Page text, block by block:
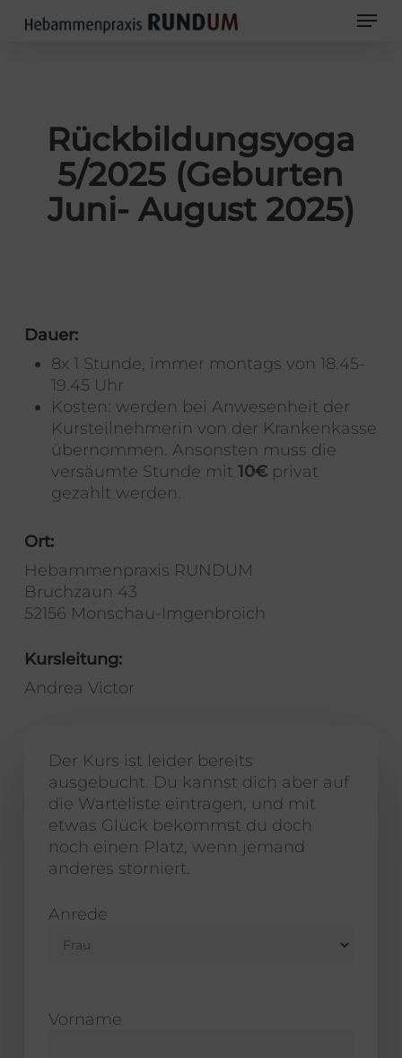
Menu
Rückbildungsyoga
5/2025 (Geburten
Juni- August 2025)
Dauer:
8x 1 Stunde, immer montags von 18.45-
19.45 Uhr
Kosten: werden bei Anwesenheit der
Kursteilnehmerin von der Krankenkasse
übernommen. Ansonsten muss die
versäumte Stunde mit 10€privat
gezahlt werden.
Ort:
Hebammenpraxis RUNDUM
Bruchzaun 43
52156 Monschau-Imgenbroich
Kursleitung:
Andrea Victor
Der Kurs ist leider bereits
ausgebucht. Du kannst dich aber auf
die Warteliste eintragen, und mit
etwas Glück bekommst du doch
noch einen Platz, wenn jemand
anderes storniert.
Anrede
Vorname